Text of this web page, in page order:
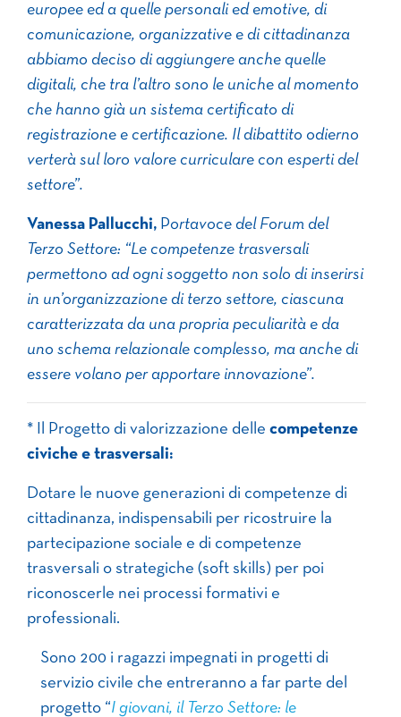
europee ed a quelle personali ed emotive, di
comunicazione, organizzative e di cittadinanza
abbiamo deciso di aggiungere anche quelle
digitali, che tra l’altro sono le uniche al momento
che hanno già un sistema certificato di
registrazione e certificazione. Il dibattito odierno
verterà sul loro valore curriculare con esperti del
settore”.
Vanessa Pallucchi, Portavoce del Forum del
Terzo Settore: “Le competenze trasversali
permettono ad ogni soggetto non solo di inserirsi
in un’organizzazione di terzo settore, ciascuna
caratterizzata da una propria peculiarità e da
uno schema relazionale complesso, ma anche di
essere volano per apportare innovazione”.
* Il Progetto di valorizzazione delle competenze
civiche e trasversali:
Dotare le nuove generazioni di competenze di
cittadinanza, indispensabili per ricostruire la
partecipazione sociale e di competenze
trasversali o strategiche (soft skills) per poi
riconoscerle nei processi formativi e
professionali.
Sono 200 i ragazzi impegnati in progetti di
servizio civile che entreranno a far parte del
progetto “I giovani, il Terzo Settore: le